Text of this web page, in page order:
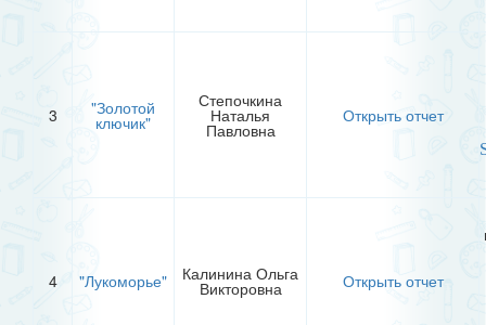
3 "Золотой
ключик"
Степочкина
Наталья
Павловна
Открыть отчет
4 "Лукоморье" Калинина Ольга
Викторовна Открыть отчет